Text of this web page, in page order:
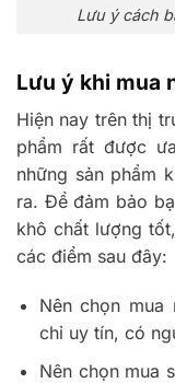
Lưu ý cách
Lưu ý khi mua
Hiện nay trên thị
phẩm rất được
những sản phẩm
ra. Để đảm bảo
khô chất lượng
các điểm sau đây:
Nên chọn
chỉ uy tín, có
Nên chọn mua